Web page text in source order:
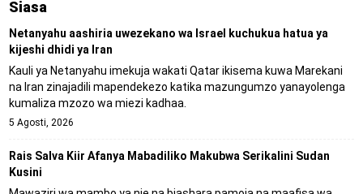
Siasa
Netanyahu aashiria uwezekano wa Israel kuchukua hatua ya
kijeshi dhidi ya Iran
Kauli ya Netanyahu imekuja wakati Qatar ikisema kuwa Marekani
na Iran zinajadili mapendekezo katika mazungumzo yanayolenga
kumaliza mzozo wa miezi kadhaa.
5 Agosti, 2026
Rais Salva Kiir Afanya Mabadiliko Makubwa Serikalini Sudan
Kusini